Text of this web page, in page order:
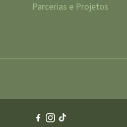
Parcerias e Projetos